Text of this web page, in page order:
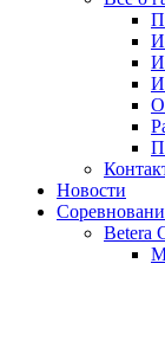
Новости
Betera